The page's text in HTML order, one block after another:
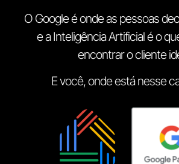
O Google é onde as pessoas
e a Inteligência Artificial é o
encontrar o cliente
E você, onde está nesse